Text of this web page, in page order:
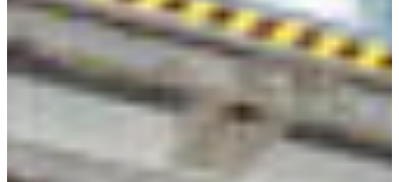
Africa
North America
Pon - Pet
Sub
Nedjelje i državni praznici su